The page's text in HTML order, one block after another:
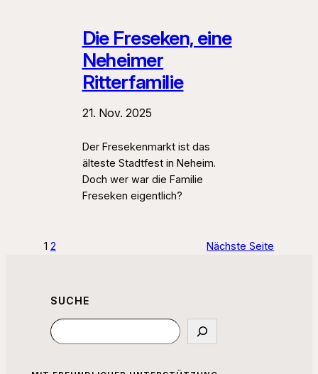
Die Freseken, eine
Neheimer
Ritterfamilie
21. Nov. 2025
Der Fresekenmarkt ist das
älteste Stadtfest in Neheim.
Doch wer war die Familie
Freseken eigentlich?
1 2 Nächste Seite
SUCHE
Suchen